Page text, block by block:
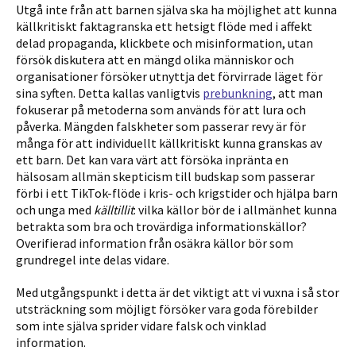
Utgå inte från att barnen själva ska ha möjlighet att kunna
källkritiskt faktagranska ett hetsigt flöde med i affekt
delad propaganda, klickbete och misinformation, utan
försök diskutera att en mängd olika människor och
organisationer försöker utnyttja det förvirrade läget för
sina syften. Detta kallas vanligtvis prebunkning, att man
fokuserar på metoderna som används för att lura och
påverka. Mängden falskheter som passerar revy är för
många för att individuellt källkritiskt kunna granskas av
ett barn. Det kan vara värt att försöka inpränta en
hälsosam allmän skepticism till budskap som passerar
förbi i ett TikTok-flöde i kris- och krigstider och hjälpa barn
och unga med källtillit: vilka källor bör de i allmänhet kunna
betrakta som bra och trovärdiga informationskällor?
Overifierad information från osäkra källor bör som
grundregel inte delas vidare.
Med utgångspunkt i detta är det viktigt att vi vuxna i så stor
utsträckning som möjligt försöker vara goda förebilder
som inte själva sprider vidare falsk och vinklad
information.